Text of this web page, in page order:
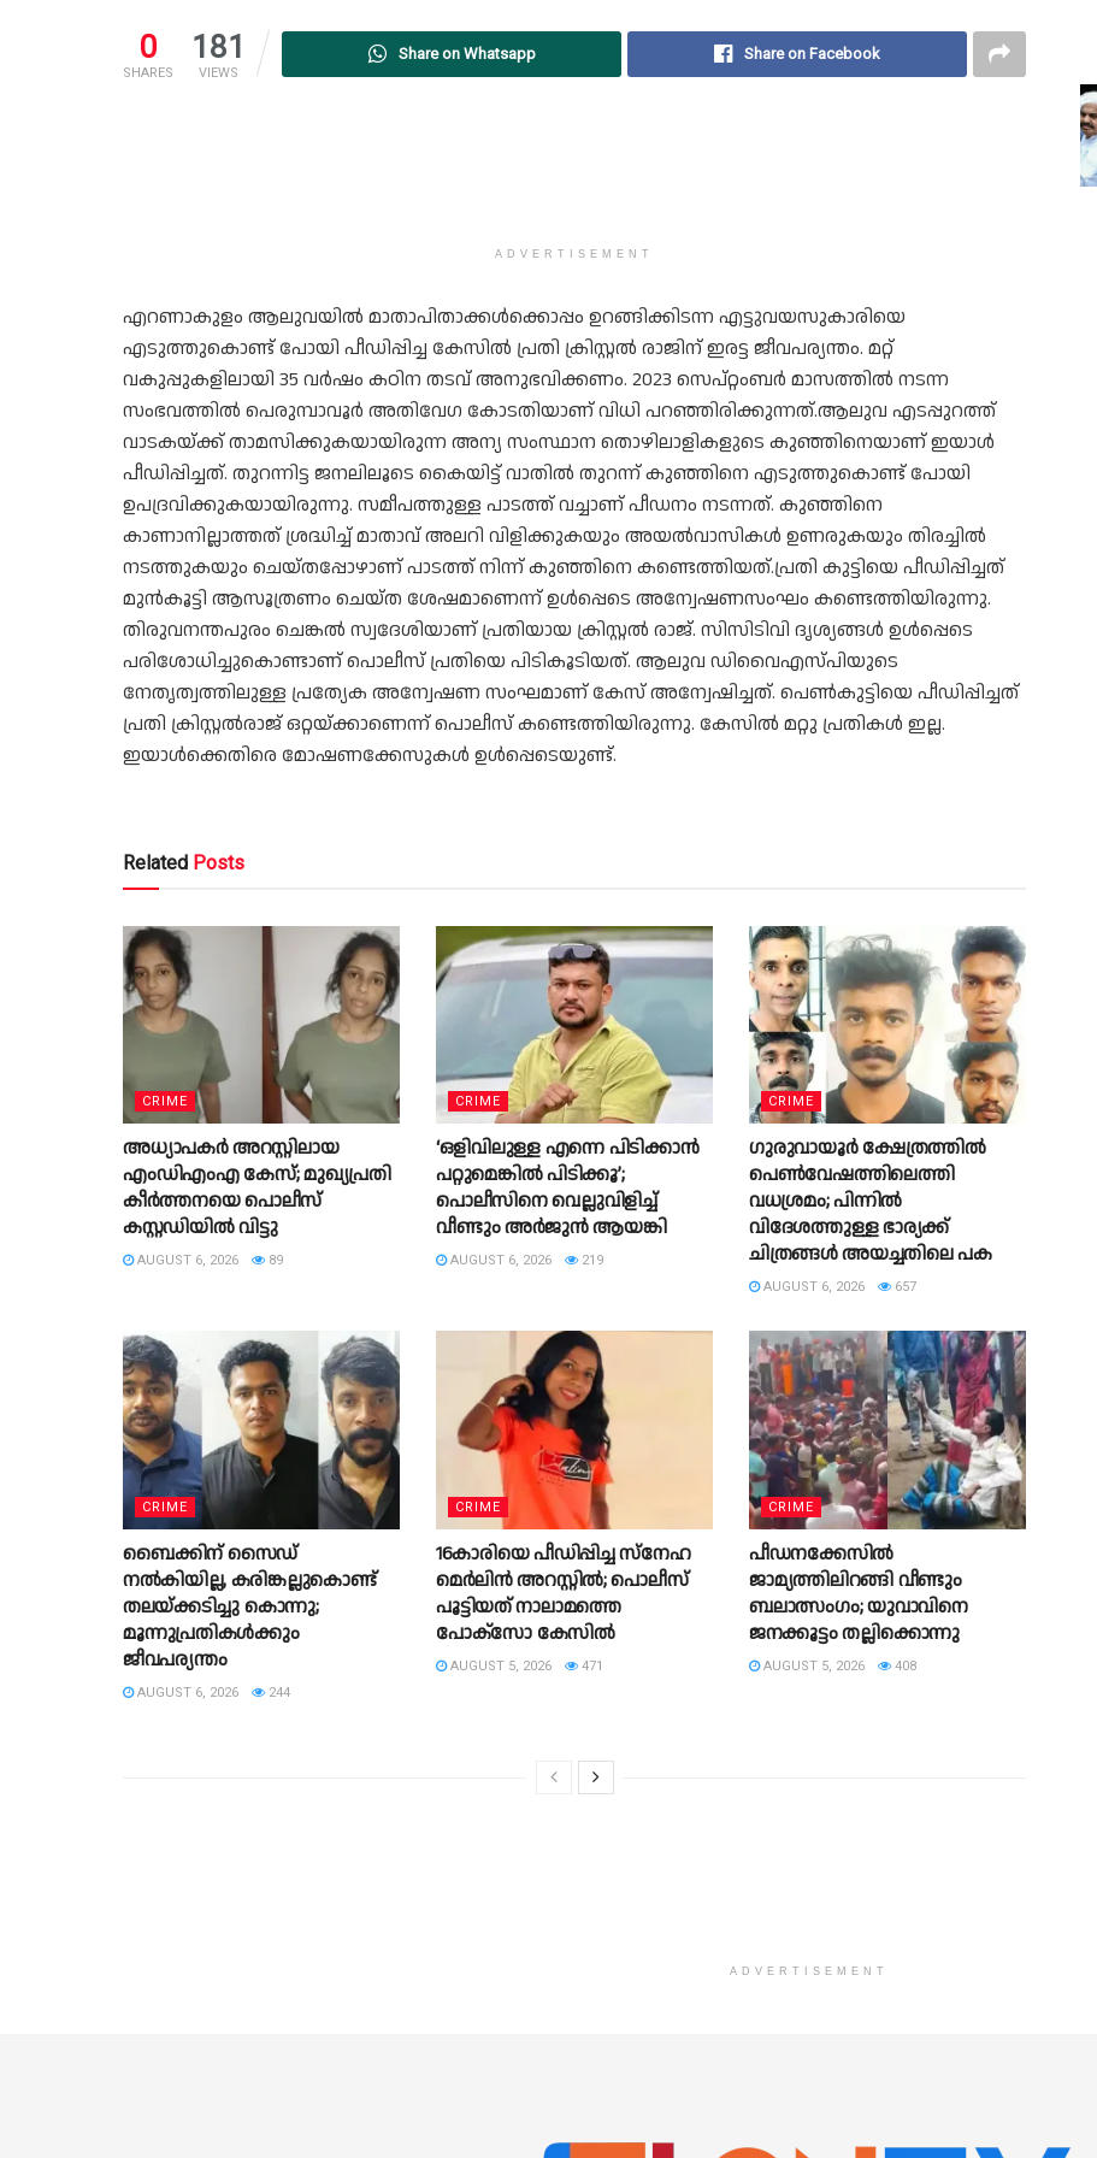
0
SHARES
181
VIEWS
Share on Whatsapp Share on Facebook
ADVERTISEMENT
എറണാകുളം ആലുവയില്‍ മാതാപിതാക്കള്‍ക്കൊപ്പം ഉറങ്ങിക്കിടന്ന എട്ടുവയസുകാരിയെ
എടുത്തുകൊണ്ട് പോയി പീഡിപ്പിച്ച കേസില്‍ പ്രതി ക്രിസ്റ്റല്‍ രാജിന് ഇരട്ട ജീവപര്യന്തം. മറ്റ്
വകുപ്പുകളിലായി 35 വര്‍ഷം കഠിന തടവ് അനുഭവിക്കണം. 2023 സെപ്റ്റംബര്‍ മാസത്തില്‍ നടന്ന
സംഭവത്തില്‍ പെരുമ്പാവൂര്‍ അതിവേഗ കോടതിയാണ് വിധി പറഞ്ഞിരിക്കുന്നത്.ആലുവ എടപ്പുറത്ത്
വാടകയ്ക്ക് താമസിക്കുകയായിരുന്ന അന്യ സംസ്ഥാന തൊഴിലാളികളുടെ കുഞ്ഞിനെയാണ് ഇയാള്‍
പീഡിപ്പിച്ചത്. തുറന്നിട്ട ജനലിലൂടെ കൈയിട്ട് വാതില്‍ തുറന്ന് കുഞ്ഞിനെ എടുത്തുകൊണ്ട് പോയി
ഉപദ്രവിക്കുകയായിരുന്നു. സമീപത്തുള്ള പാടത്ത് വച്ചാണ് പീഡനം നടന്നത്. കുഞ്ഞിനെ
കാണാനില്ലാത്തത് ശ്രദ്ധിച്ച് മാതാവ് അലറി വിളിക്കുകയും അയല്‍വാസികള്‍ ഉണരുകയും തിരച്ചില്‍
നടത്തുകയും ചെയ്തപ്പോഴാണ് പാടത്ത് നിന്ന് കുഞ്ഞിനെ കണ്ടെത്തിയത്.പ്രതി കുട്ടിയെ പീഡിപ്പിച്ചത്
മുന്‍കൂട്ടി ആസൂത്രണം ചെയ്ത ശേഷമാണെന്ന് ഉള്‍പ്പെടെ അന്വേഷണസംഘം കണ്ടെത്തിയിരുന്നു.
തിരുവനന്തപുരം ചെങ്കല്‍ സ്വദേശിയാണ് പ്രതിയായ ക്രിസ്റ്റല്‍ രാജ്. സിസിടിവി ദൃശ്യങ്ങള്‍ ഉള്‍പ്പെടെ
പരിശോധിച്ചുകൊണ്ടാണ് പൊലീസ് പ്രതിയെ പിടികൂടിയത്. ആലുവ ഡിവൈഎസ്പിയുടെ
നേതൃത്വത്തിലുള്ള പ്രത്യേക അന്വേഷണ സംഘമാണ് കേസ് അന്വേഷിച്ചത്. പെണ്‍കുട്ടിയെ പീഡിപ്പിച്ചത്
പ്രതി ക്രിസ്റ്റല്‍രാജ് ഒറ്റയ്ക്കാണെന്ന് പൊലീസ് കണ്ടെത്തിയിരുന്നു. കേസില്‍ മറ്റു പ്രതികള്‍ ഇല്ല.
ഇയാള്‍ക്കെതിരെ മോഷണക്കേസുകള്‍ ഉള്‍പ്പെടെയുണ്ട്.
Related Posts
CRIME
അധ്യാപകർ അറസ്റ്റിലായ
എംഡിഎംഎ കേസ്; മുഖ്യപ്രതി
കീർത്തനയെ പൊലീസ്
കസ്റ്റഡിയിൽ വിട്ടു
AUGUST 6, 2026 89
CRIME
‘ഒളിവിലുള്ള എന്നെ പിടിക്കാൻ
പറ്റുമെങ്കിൽ പിടിക്കൂ’;
പൊലീസിനെ വെല്ലുവിളിച്ച്
വീണ്ടും അർജുൻ ആയങ്കി
AUGUST 6, 2026 219
CRIME
ഗുരുവായൂർ ക്ഷേത്രത്തിൽ
പെൺവേഷത്തിലെത്തി
വധശ്രമം; പിന്നിൽ
വിദേശത്തുള്ള ഭാര്യക്ക്
ചിത്രങ്ങൾ അയച്ചതിലെ പക
AUGUST 6, 2026 657
CRIME
ബൈക്കിന് സൈഡ്
നൽകിയില്ല, കരിങ്കല്ലുകൊണ്ട്
തലയ്ക്കടിച്ചു കൊന്നു;
മൂന്നുപ്രതികൾക്കും
ജീവപര്യന്തം
AUGUST 6, 2026 244
CRIME
16കാരിയെ പീഡിപ്പിച്ച സ്‌നേഹ
മെർലിൻ അറസ്റ്റിൽ; പൊലീസ്
പൂട്ടിയത് നാലാമത്തെ
പോക്‌സോ കേസിൽ
AUGUST 5, 2026 471
CRIME
പീഡനക്കേസിൽ
ജാമ്യത്തിലിറങ്ങി വീണ്ടും
ബലാത്സംഗം; യുവാവിനെ
ജനക്കൂട്ടം തല്ലിക്കൊന്നു
AUGUST 5, 2026 408
ADVERTISEMENT